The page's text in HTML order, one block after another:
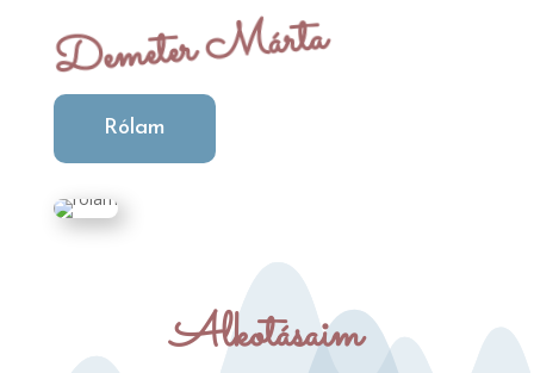
Demeter Márta
Rólam
Alkotásaim